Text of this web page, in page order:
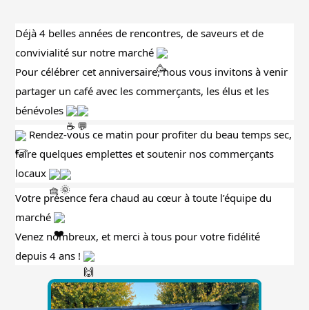
Déjà 4 belles années de rencontres, de saveurs et de
convivialité sur notre marché
Pour célébrer cet anniversaire, nous vous invitons à venir
partager un café avec les commerçants, les élus et les
bénévoles
Rendez-vous ce matin pour profiter du beau temps sec,
faire quelques emplettes et soutenir nos commerçants
locaux
Votre présence fera chaud au cœur à toute l’équipe du
marché
Venez nombreux, et merci à tous pour votre fidélité
depuis 4 ans !